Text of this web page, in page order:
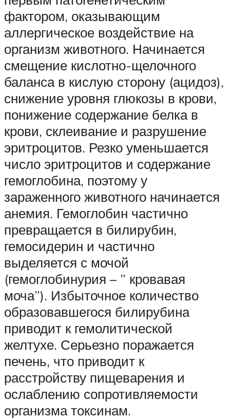
фактором, оказывающим
аллергическое воздействие на
организм животного. Начинается
смещение кислотно-щелочного
баланса в кислую сторону (ацидоз),
снижение уровня глюкозы в крови,
понижение содержание белка в
крови, склеивание и разрушение
эритроцитов. Резко уменьшается
число эритроцитов и содержание
гемоглобина, поэтому у
зараженного животного начинается
анемия. Гемоглобин частично
превращается в билирубин,
гемосидерин и частично
выделяется с мочой
(гемоглобинурия – ” кровавая
моча”). Избыточное количество
образовавшегося билирубина
приводит к гемолитической
желтухе. Серьезно поражается
печень, что приводит к
расстройству пищеварения и
ослаблению сопротивляемости
организма токсинам.